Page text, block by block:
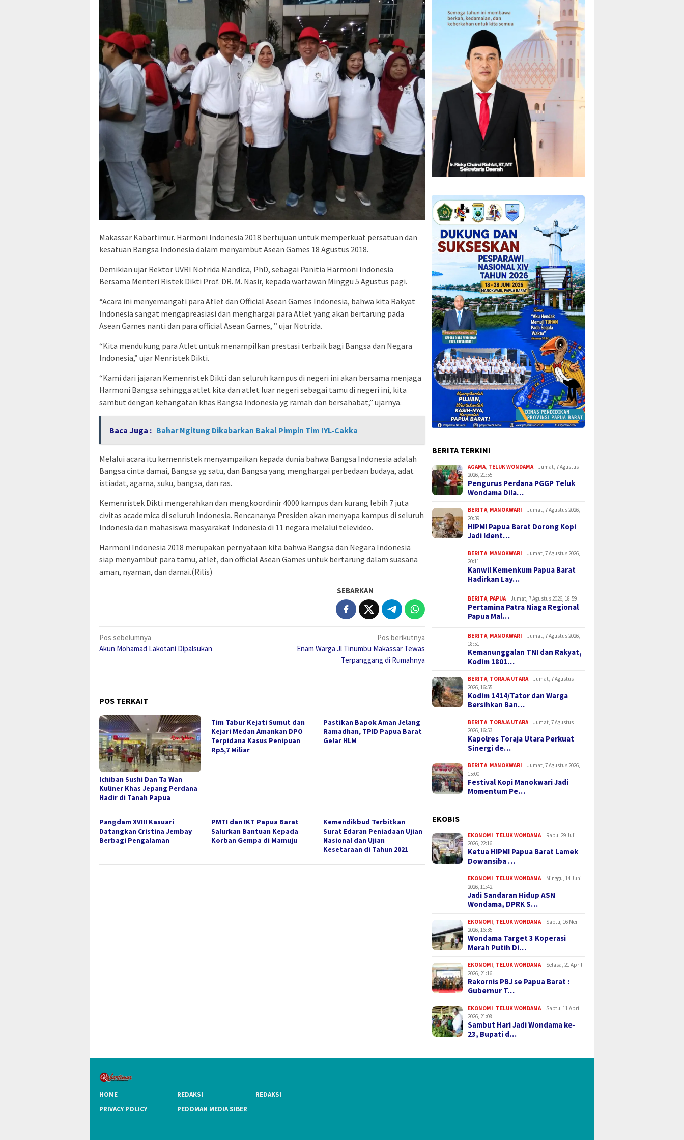
Makassar Kabartimur. Harmoni Indonesia 2018 bertujuan untuk memperkuat persatuan dan
kesatuan Bangsa Indonesia dalam menyambut Asean Games 18 Agustus 2018.
Demikian ujar Rektor UVRI Notrida Mandica, PhD, sebagai Panitia Harmoni Indonesia
Bersama Menteri Ristek Dikti Prof. DR. M. Nasir, kepada wartawan Minggu 5 Agustus pagi.
“Acara ini menyemangati para Atlet dan Official Asean Games Indonesia, bahwa kita Rakyat
Indonesia sangat mengapreasiasi dan menghargai para Atlet yang akan bertarung pada
Asean Games nanti dan para official Asean Games, ” ujar Notrida.
“Kita mendukung para Atlet untuk menampilkan prestasi terbaik bagi Bangsa dan Negara
Indonesia,” ujar Menristek Dikti.
“Kami dari jajaran Kemenristek Dikti dan seluruh kampus di negeri ini akan bersama menjaga
Harmoni Bangsa sehingga atlet kita dan atlet luar negeri sebagai tamu di negeri ini, kita
sambut dengan kehangatan khas Bangsa Indonesia yg ramah dan bersahabat,” ujarnya.
Baca Juga : Bahar Ngitung Dikabarkan Bakal Pimpin Tim IYL-Cakka
Melalui acara itu kemenristek menyampaikan kepada dunia bahwa Bangsa Indonesia adalah
Bangsa cinta damai, Bangsa yg satu, dan Bangsa yang menghargai perbedaan budaya, adat
istiadat, agama, suku, bangsa, dan ras.
Kemenristek Dikti mengerahkan dan mengkoordinir 4000 kampus dan kurang lebih 7 juta
civitas academica di seluruh Indonesia. Rencananya Presiden akan menyapa kampus di seluruh
Indonesia dan mahasiswa masyarakat Indonesia di 11 negara melalui televideo.
Harmoni Indonesia 2018 merupakan pernyataan kita bahwa Bangsa dan Negara Indonesia
siap menyambut para tamu, atlet, dan official Asean Games untuk bertarung dalam suasana
aman, nyaman, dan damai.(Rilis)
SEBARKAN
Navigasi
pos
Pos sebelumnya
Akun Mohamad Lakotani Dipalsukan
Pos berikutnya
Enam Warga Jl Tinumbu Makassar Tewas
Terpanggang di Rumahnya
POS TERKAIT
Ichiban Sushi Dan Ta Wan
Kuliner Khas Jepang Perdana
Hadir di Tanah Papua
Tim Tabur Kejati Sumut dan
Kejari Medan Amankan DPO
Terpidana Kasus Penipuan
Rp5,7 Miliar
Pastikan Bapok Aman Jelang
Ramadhan, TPID Papua Barat
Gelar HLM
Pangdam XVIII Kasuari
Datangkan Cristina Jembay
Berbagi Pengalaman
PMTI dan IKT Papua Barat
Salurkan Bantuan Kepada
Korban Gempa di Mamuju
Kemendikbud Terbitkan
Surat Edaran Peniadaan Ujian
Nasional dan Ujian
Kesetaraan di Tahun 2021
BERITA TERKINI
AGAMA TELUK WONDAMA
Jumat, 7 Agustus
2026, 21:55
Pengurus Perdana PGGP Teluk
Wondama Dila…
BERITA MANOKWARI
Jumat, 7 Agustus 2026,
20:39
HIPMI Papua Barat Dorong Kopi
Jadi Ident…
BERITA MANOKWARI
Jumat, 7 Agustus 2026,
20:11
Kanwil Kemenkum Papua Barat
Hadirkan Lay…
BERITA PAPUA Jumat, 7 Agustus 2026, 18:59
Pertamina Patra Niaga Regional
Papua Mal…
BERITA MANOKWARI
Jumat, 7 Agustus 2026,
18:51
Kemanunggalan TNI dan Rakyat,
Kodim 1801…
BERITA TORAJA UTARA
Jumat, 7 Agustus
2026, 16:55
Kodim 1414/Tator dan Warga
Bersihkan Ban…
BERITA TORAJA UTARA
Jumat, 7 Agustus
2026, 16:53
Kapolres Toraja Utara Perkuat
Sinergi de…
BERITA MANOKWARI
Jumat, 7 Agustus 2026,
15:00
Festival Kopi Manokwari Jadi
Momentum Pe…
EKOBIS
EKONOMI TELUK WONDAMA
Rabu, 29 Juli
2026, 22:16
Ketua HIPMI Papua Barat Lamek
Dowansiba …
EKONOMI TELUK WONDAMA
Minggu, 14 Juni
2026, 11:42
Jadi Sandaran Hidup ASN
Wondama, DPRK S…
EKONOMI TELUK WONDAMA
Sabtu, 16 Mei
2026, 16:35
Wondama Target 3 Koperasi
Merah Putih Di…
EKONOMI TELUK WONDAMA
Selasa, 21 April
2026, 21:16
Rakornis PBJ se Papua Barat :
Gubernur T…
EKONOMI TELUK WONDAMA
Sabtu, 11 April
2026, 21:08
Sambut Hari Jadi Wondama ke-
23, Bupati d…
HOME REDAKSI
REDAKSI
PRIVACY POLICY
PEDOMAN MEDIA SIBER